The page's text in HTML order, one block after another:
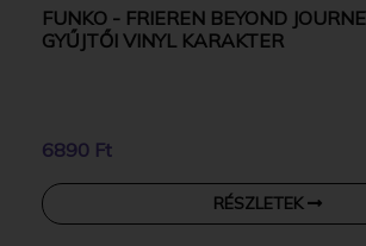
FUNKO - FRIEREN BEYOND
GYŰJTŐI VINYL KARAKTER
6890 Ft
RÉSZLETEK